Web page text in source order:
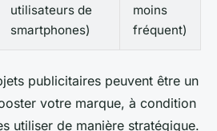
utilisateurs de
smartphones)
moins
fréquent)
publicitaires peuvent être un
votre marque, à condition
utiliser de manière stratégique.